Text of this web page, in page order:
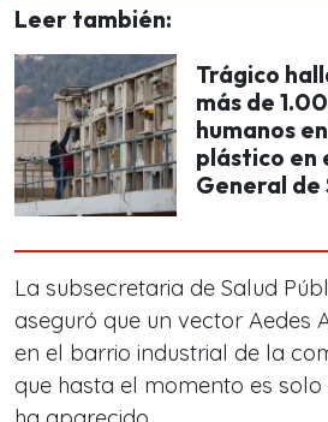
Leer también:
Trágico
más de
humanos
plástico en
General de
La subsecretaria de Salud
aseguró que un vector Aedes
en el barrio industrial de la
que hasta el momento es